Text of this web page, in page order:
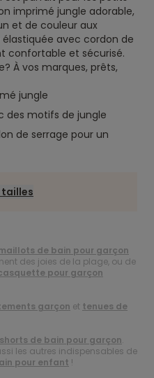
imprimé jungle adorable,
et de couleur aux
élastiquée avec cordon de
confortable et sécurisé.
À vos marques, prêts,
jungle
des motifs de jungle
de serrage pour un
tailles
de bain pour garçon
des joies de la plage, ou de
pour garçon
garçon et tenues de
shorts de bain pour garçon.
les autres indispensables de
pour enfant !